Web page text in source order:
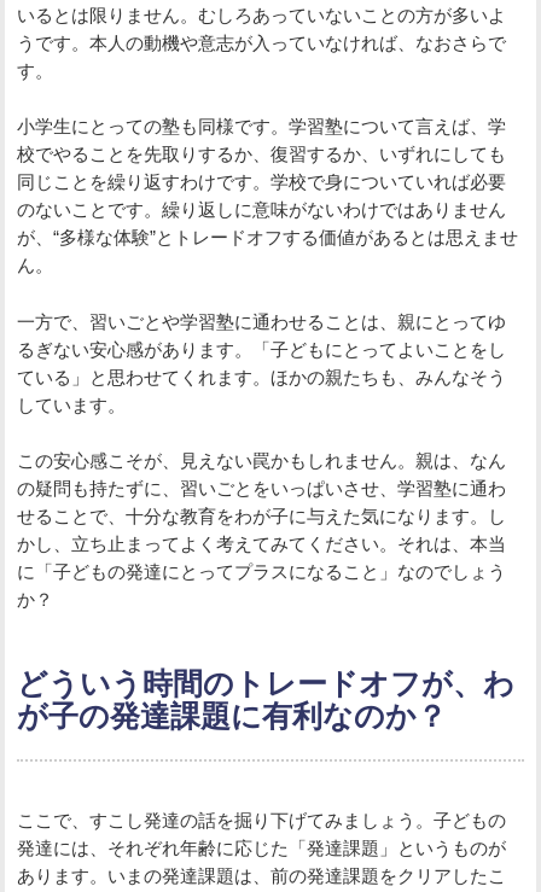
いるとは限りません。むしろあっていないことの方が多いよ
うです。本人の動機や意志が入っていなければ、なおさらで
す。
小学生にとっての塾も同様です。学習塾について言えば、学
校でやることを先取りするか、復習するか、いずれにしても
同じことを繰り返すわけです。学校で身についていれば必要
のないことです。繰り返しに意味がないわけではありません
が、“多様な体験”とトレードオフする価値があるとは思えませ
ん。
一方で、習いごとや学習塾に通わせることは、親にとってゆ
るぎない安心感があります。「子どもにとってよいことをし
ている」と思わせてくれます。ほかの親たちも、みんなそう
しています。
この安心感こそが、見えない罠かもしれません。親は、なん
の疑問も持たずに、習いごとをいっぱいさせ、学習塾に通わ
せることで、十分な教育をわが子に与えた気になります。し
かし、立ち止まってよく考えてみてください。それは、本当
に「子どもの発達にとってプラスになること」なのでしょう
か？
どういう時間のトレードオフが、わ
が子の発達課題に有利なのか？
ここで、すこし発達の話を掘り下げてみましょう。子どもの
発達には、それぞれ年齢に応じた「発達課題」というものが
あります。いまの発達課題は、前の発達課題をクリアしたこ